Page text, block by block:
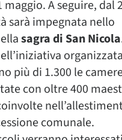
A seguire, dal
sarà impegnata nello
sagra di San Nicola
più di 1.300 le
con oltre 400
comunale.